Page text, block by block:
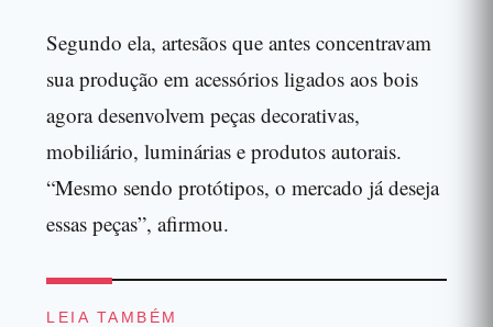
Segundo ela, artesãos que antes concentravam
sua produção em acessórios ligados aos bois
agora desenvolvem peças decorativas,
mobiliário, luminárias e produtos autorais.
“Mesmo sendo protótipos, o mercado já deseja
essas peças”, afirmou.
LEIA TAMBÉM